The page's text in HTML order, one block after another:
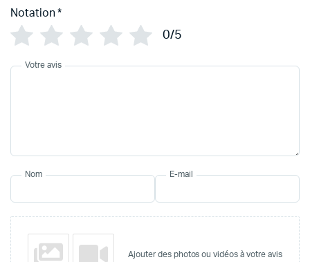
Notation *
0/5
Votre avis
Nom E-mail
Ajouter des photos ou vidéos à votre avis